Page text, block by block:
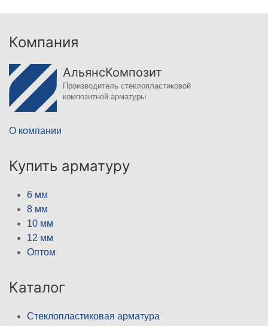
Компания
АльянсКомпозит
Производитель стеклопластиковой
композитной арматуры
О компании
Купить арматуру
6 мм
8 мм
10 мм
12 мм
Оптом
Каталог
Стеклопластиковая арматура